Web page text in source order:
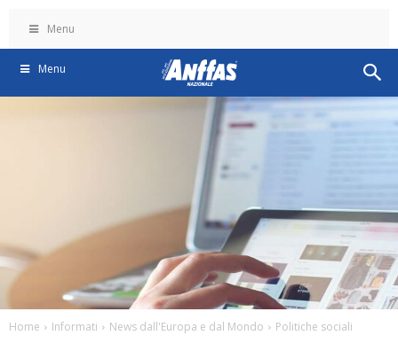
Menu
Menu
Home Informati News dall'Europa e dal Mondo Politiche sociali